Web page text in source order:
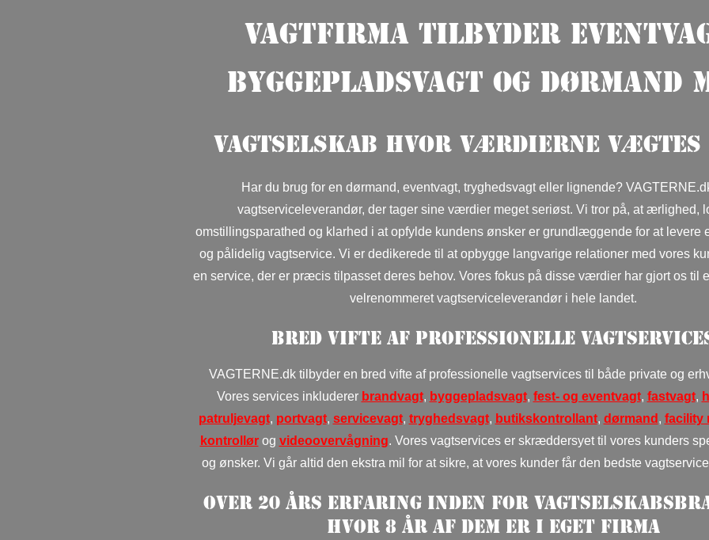
Vagtfirma tilbyder
byggepladsvagt og dørmand
Vagtselskab hvor værdierne
Har du brug for en dørmand, eventvagt, tryghedsvagt eller lignende?
vagtserviceleverandør, der tager sine værdier meget seriøst. Vi tror på, at ærlighed,
omstillingsparathed og klarhed i at opfylde kundens ønsker er grundlæggende for at levere
og pålidelig vagtservice. Vi er dedikerede til at opbygge langvarige relationer med vores
en service, der er præcis tilpasset deres behov. Vores fokus på disse værdier har gjort os til
velrenommeret vagtserviceleverandør i hele landet.
Bred vifte af professionelle
VAGTERNE.dk tilbyder en bred vifte af professionelle vagtservices til både private og
Vores services inkluderer brandvagt, byggepladsvagt, fest- og eventvagt, fastvagt,
patruljevagt, portvagt, servicevagt, tryghedsvagt, butikskontrollant, dørmand , facility
kontrollørog videoovervågning. Vores vagtservices er skræddersyet til vores kunders
og ønsker. Vi går altid den ekstra mil for at sikre, at vores kunder får den bedste
Over 20 års erfaring inden for
hvor 8 år af dem er i eget firma